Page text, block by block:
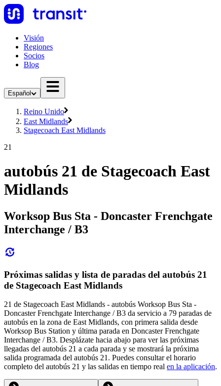
Visión
Regiones
Socios
Blog
Español
Reino Unido
East Midlands
Stagecoach East Midlands
21
autobús 21 de Stagecoach East
Midlands
Worksop Bus Sta - Doncaster Frenchgate
Interchange / B3
Próximas salidas y lista de paradas del autobús 21
de Stagecoach East Midlands
21 de Stagecoach East Midlands - autobús Worksop Bus Sta -
Doncaster Frenchgate Interchange / B3 da servicio a 79 paradas de
autobús en la zona de East Midlands, con primera salida desde
Worksop Bus Station y última parada en Doncaster Frenchgate
Interchange / B3. Desplázate hacia abajo para ver las próximas
llegadas del autobús 21 a cada parada y se mostrará la próxima
salida programada del autobús 21. Puedes consultar el horario
completo del autobús 21 y las salidas en tiempo real en la aplicación.